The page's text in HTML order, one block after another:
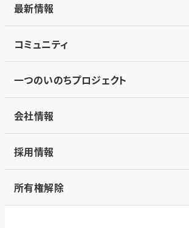
最新情報
コミュニティ
一つのいのちプロジェクト
会社情報
採用情報
所有権解除